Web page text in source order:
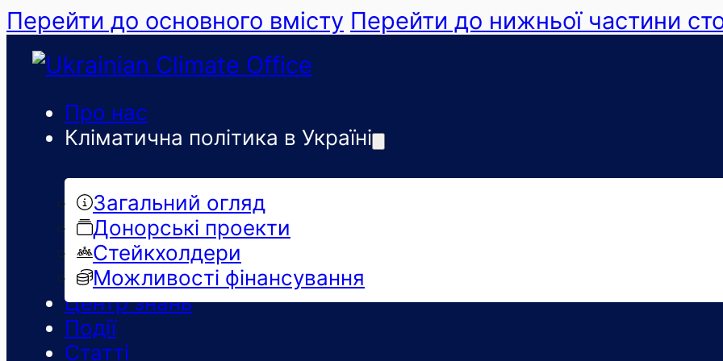
Перейти до основного вмісту Перейти до нижньої частини
Про нас
Кліматична політика в Україні
Загальний огляд
Донорські проекти
Стейкхолдери
Можливості фінансування
Центр знань
Події
Статті